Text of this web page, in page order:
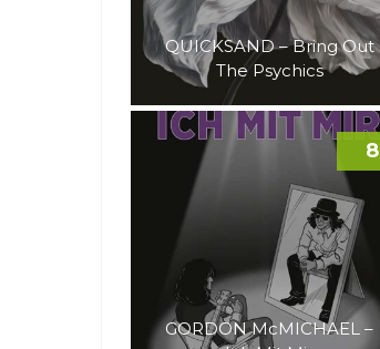
QUICKSAND – Bring Out
The Psychics
GORDON McMICHAEL –
8